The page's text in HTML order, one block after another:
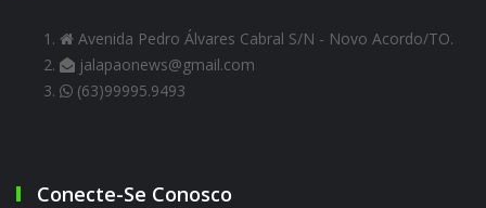
Avenida Pedro Álvares Cabral S/N - Novo Acordo/TO.
jalapaonews@gmail.com
(63)99995.9493
Conecte-Se Conosco